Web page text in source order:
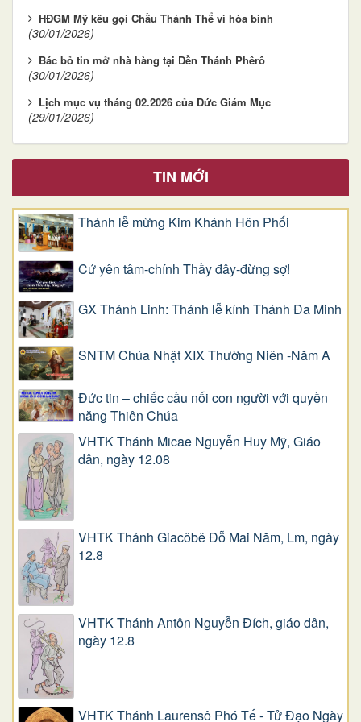
HĐGM Mỹ kêu gọi Chầu Thánh Thể vì hòa bình
(30/01/2026)
Bác bỏ tin mở nhà hàng tại Đền Thánh Phêrô
(30/01/2026)
Lịch mục vụ tháng 02.2026 của Đức Giám Mục
(29/01/2026)
TIN MỚI
Thánh lễ mừng Kim Khánh Hôn Phối
Cứ yên tâm-chính Thầy đây-đừng sợ!
GX Thánh Linh: Thánh lễ kính Thánh Đa Minh
SNTM Chúa Nhật XIX Thường Niên -Năm A
Đức tin – chiếc cầu nối con người với quyền
năng Thiên Chúa
VHTK Thánh Micae Nguyễn Huy Mỹ, Giáo
dân, ngày 12.08
VHTK Thánh Giacôbê Ðỗ Mai Năm, Lm, ngày
12.8
VHTK Thánh Antôn Nguyễn Ðích, giáo dân,
ngày 12.8
VHTK Thánh Laurensô Phó Tế - Tử Đạo Ngày